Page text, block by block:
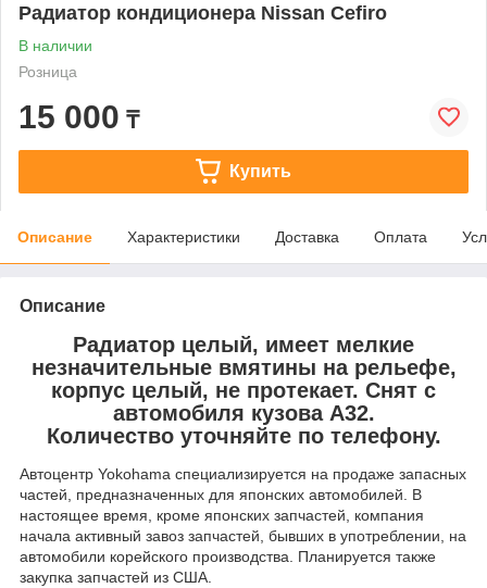
Радиатор кондиционера Nissan Cefiro
В наличии
Розница
15 000 ₸
Купить
Описание Характеристики Доставка Оплата
Описание
Радиатор целый, имеет мелкие
незначительные вмятины на рельефе,
корпус целый, не протекает. Снят с
автомобиля кузова A32.
Количество уточняйте по телефону.
Автоцентр Yokohama специализируется на продаже запасных
частей, предназначенных для японских автомобилей. В
настоящее время, кроме японских запчастей, компания
начала активный завоз запчастей, бывших в употреблении, на
автомобили корейского производства. Планируется также
закупка запчастей из США.